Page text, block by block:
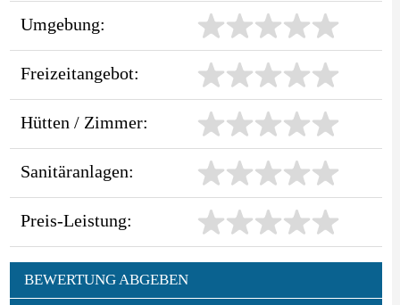
Umgebung:
Freizeitangebot:
Hütten / Zimmer:
Sanitäranlagen:
Preis-Leistung:
BEWERTUNG ABGEBEN